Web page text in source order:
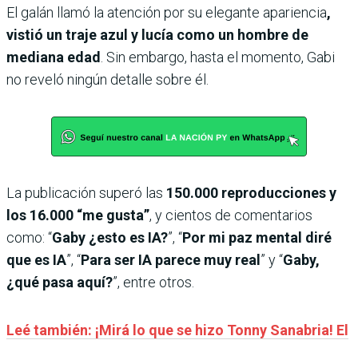
El galán llamó la atención por su elegante apariencia,
vistió un traje azul y lucía como un hombre de
mediana edad . Sin embargo, hasta el momento, Gabi
no reveló ningún detalle sobre él.
La publicación superó las 150.000 reproducciones y
los 16.000 “me gusta”, y cientos de comentarios
como: “Gaby ¿esto es IA?”, “Por mi paz mental diré
que es IA”, “Para ser IA parece muy real ” y “Gaby,
¿qué pasa aquí?”, entre otros.
Leé también: ¡Mirá lo que se hizo Tonny Sanabria! El